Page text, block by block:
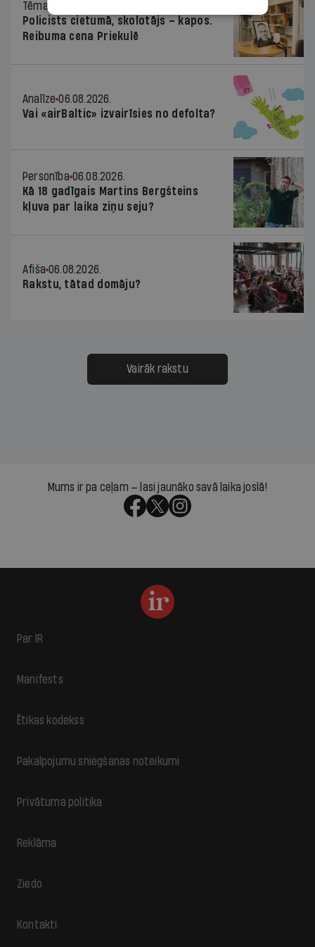
Tēma
Policists cietumā, skolotājs – kapos.
Reibuma cena Priekulē
Analīze 06.08.2026.
Vai «airBaltic» izvairīsies no defolta?
Personība 06.08.2026.
Kā 18 gadīgais Martins Bergšteins
kļuva par laika ziņu seju?
Afiša 06.08.2026.
Rakstu, tātad domāju?
Vairāk rakstu
Mums ir pa ceļam — lasi jaunāko savā laika joslā!
Par IR
Manifests
Ētikas kodekss
Pakalpojumu sniegšanas noteikumi
Privātuma politika
Reklāma
Ziedo
Kontakti